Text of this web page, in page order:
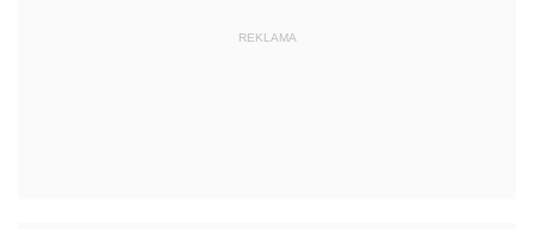
REKLAMA